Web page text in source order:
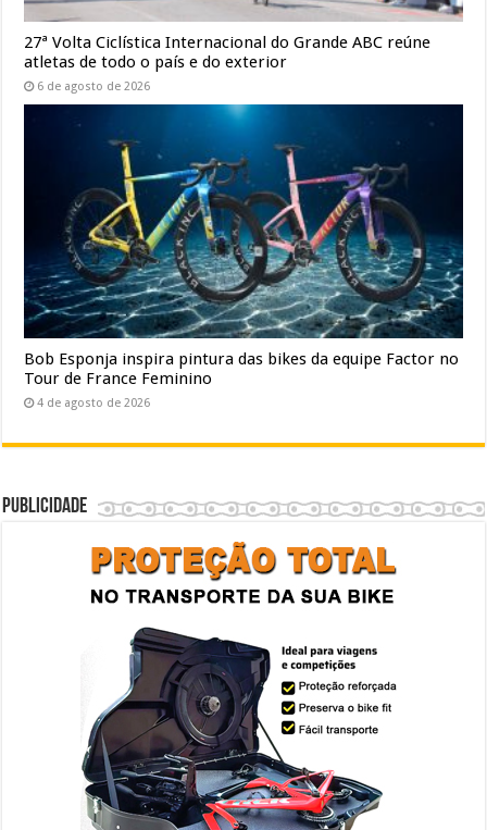
27ª Volta Ciclística Internacional do Grande ABC reúne
atletas de todo o país e do exterior
6 de agosto de 2026
Bob Esponja inspira pintura das bikes da equipe Factor no
Tour de France Feminino
4 de agosto de 2026
Publicidade